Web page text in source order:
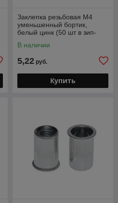
Заклепка резьбовая М4
уменьшенный бортик,
белый цинк (50 шт в зип-
В наличии
5,22 руб.
Купить